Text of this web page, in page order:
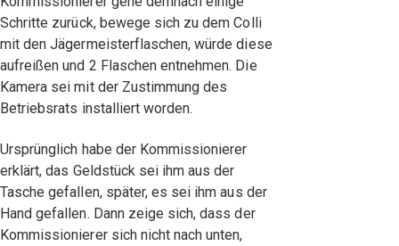
Schritte zurück, bewege sich zu dem Colli
mit den Jägermeisterflaschen, würde diese
aufreißen und 2 Flaschen entnehmen. Die
Kamera sei mit der Zustimmung des
Betriebsrats installiert worden.
Ursprünglich habe der Kommissionierer
erklärt, das Geldstück sei ihm aus der
Tasche gefallen, später, es sei ihm aus der
Hand gefallen. Dann zeige sich, dass der
Kommissionierer sich nicht nach unten,